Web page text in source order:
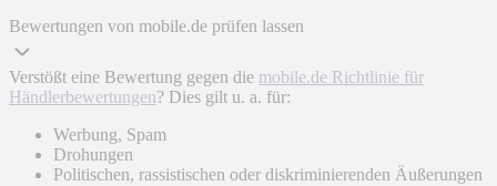
Bewertungen von mobile.de prüfen lassen
Verstößt eine Bewertung gegen die mobile.de Richtlinie für
Händlerbewertungen? Dies gilt u. a. für:
Werbung, Spam
Drohungen
Politischen, rassistischen oder diskriminierenden Äußerungen